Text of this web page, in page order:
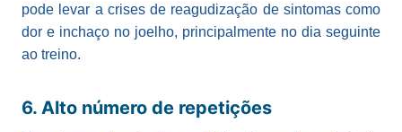
pode levar a crises de reagudização de sintomas como
dor e inchaço no joelho, principalmente no dia seguinte
ao treino.
6. Alto número de repetições